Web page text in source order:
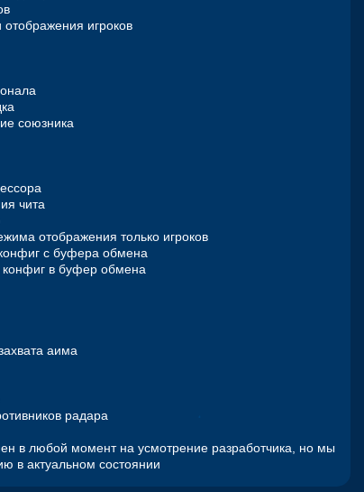
игроков
союзника
чита
отображения только игроков
с буфера обмена
конфиг в буфер обмена
аима
радара
в любой момент на усмотрение разработчика, но мы
в актуальном состоянии